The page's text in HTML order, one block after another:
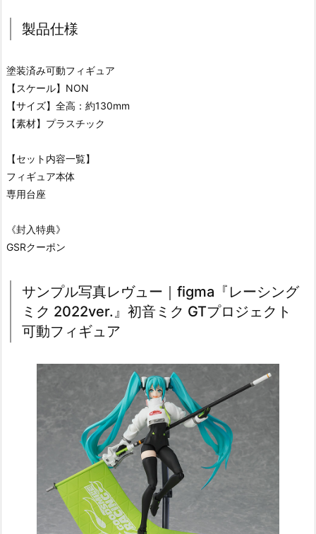
製品仕様
塗装済み可動フィギュア
【スケール】NON
【サイズ】全高：約130mm
【素材】プラスチック
【セット内容一覧】
フィギュア本体
専用台座
《封入特典》
GSRクーポン
サンプル写真レヴュー｜figma『レーシング
ミク 2022ver.』初音ミク GTプロジェクト
可動フィギュア